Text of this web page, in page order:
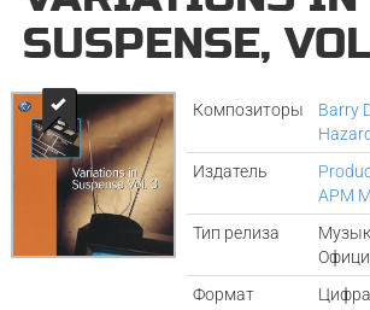
SUSPENSE,
Композиторы Barry
Издатель
APM
Тип релиза
Формат
Цифра